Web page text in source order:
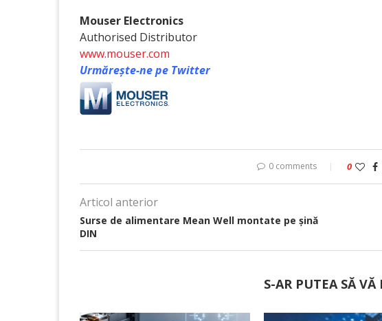
Mouser Electronics
Authorised Distributor
www.mouser.com
Urmărește-ne pe Twitter
0 comments 0
Articol anterior
Surse de alimentare Mean Well montate pe șină
DIN
S-AR PUTEA SĂ VĂ